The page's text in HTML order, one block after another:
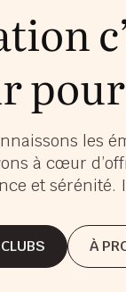
pour
les
à cœur
et
À
À